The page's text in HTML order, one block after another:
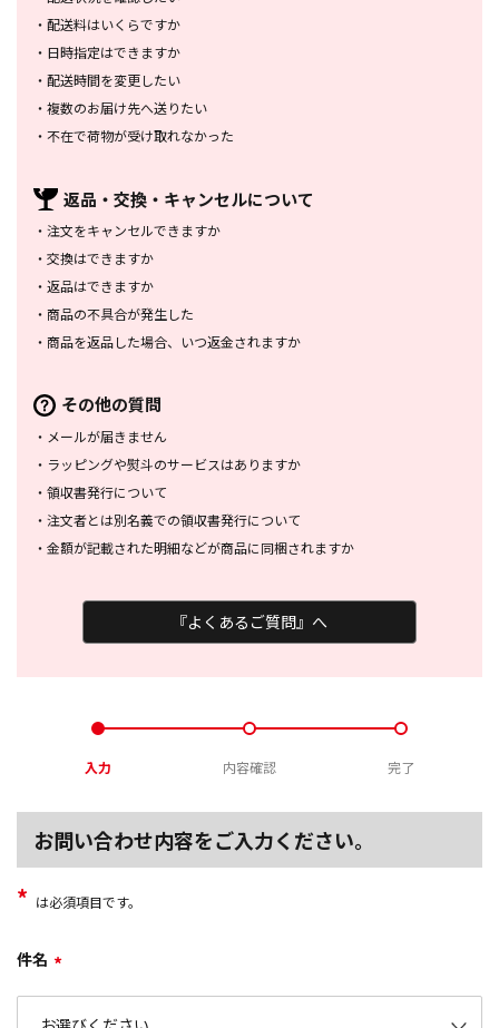
・ 配送料はいくらですか
・ 日時指定はできますか
・ 配送時間を変更したい
・ 複数のお届け先へ送りたい
・ 不在で荷物が受け取れなかった
返品・交換・ キャンセルについて
・ 注文をキャンセルできますか
・ 交換はできますか
・ 返品はできますか
・ 商品の不具合が発生した
・ 商品を返品した場合、 いつ返金されますか
その他の質問
・ メールが届きません
・ ラッピングや熨斗のサービスはありますか
・ 領収書発行について
・ 注文者とは別名義での領収書発行について
・ 金額が記載された明細などが商品に同梱されますか
『よくあるご質問』へ
入力 内容確認 完了
お問い合わせ内容をご入力ください。
* は必須項目です。
件名 *